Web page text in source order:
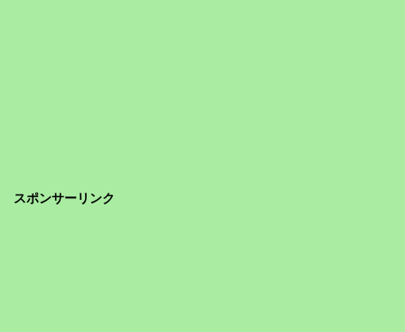
スポンサーリンク